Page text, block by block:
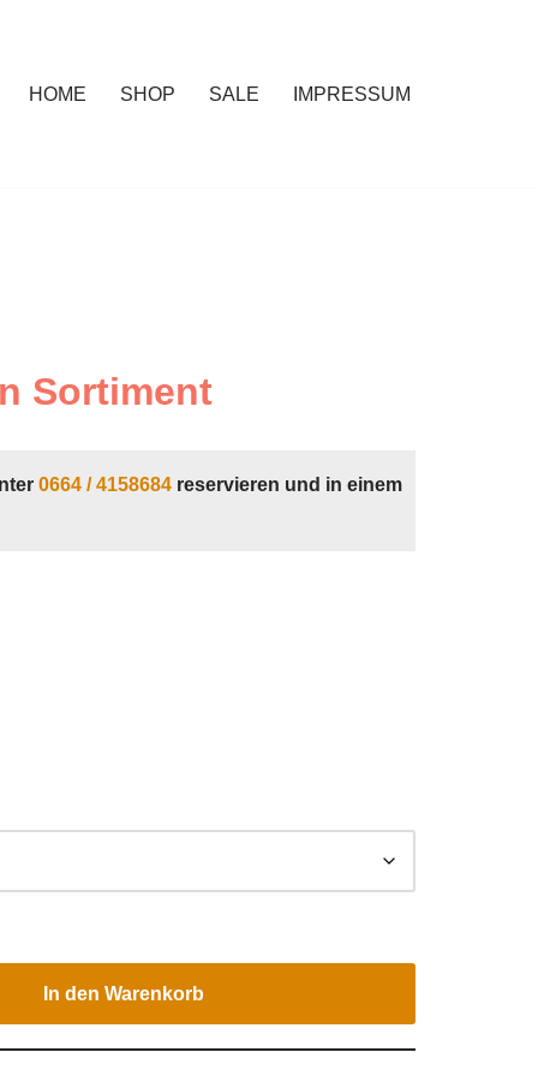
HOME SHOP SALE IMPRESSUM
Sortiment
0664 / 4158684 reservieren und in einem
In den Warenkorb